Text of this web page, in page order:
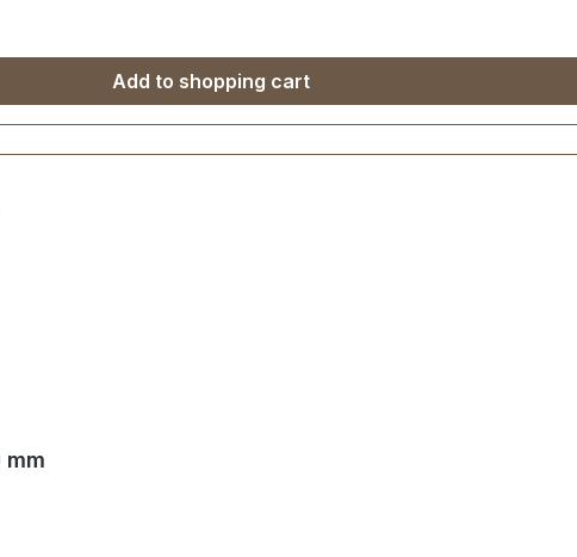
Add to shopping cart
mm